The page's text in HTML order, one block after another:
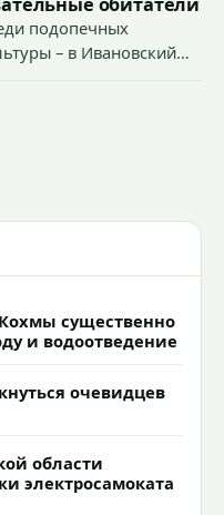
подопечных
– в Ивановский
- 6 месяцев, самочке —
существенно
и водоотведение
очевидцев
области
электросамоката